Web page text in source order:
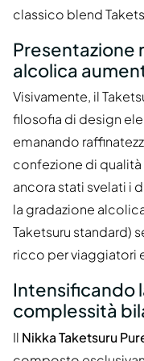
classico blend
Presentazione
alcolica
Visivamente, il
filosofia di design
emanando
confezione di qualità
ancora stati svelati i
la gradazione
Taketsuru standard)
ricco per viaggiatori
Intensificando
complessità
Il Nikka Taketsuru